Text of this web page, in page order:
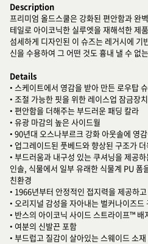
Description
프리미엄 올드스쿨은 강화된 편안함과 완
테일로 아이코닉한 실루엣을 재해석한 제
섬세하게 디자인된 이 슈즈는 레거시에 기
신을 수용하여 그 어떤 것도 흉내 낼 수 없
Details
• 스케이트에서 영감을 받아 만든 로우탑
• 조절 가능한 핏을 위한 레이스업 잠금장치
• 편안함을 더해주는 부드러운 패딩 칼라
• 유광 마감의 높은 사이드월
• 90년대 오스나부르크 강화 아웃솔에 영
• 업그레이드된 풋베드와 향상된 구조가
• 부드러움과 내구성 있는 쿠셔닝을 제
인솔, 식물에서 일부 유래한 식물계 PU
친환경
• 1966년부터 안정적인 접지력을 제공하
• 오리지널 감성을 자아내는 벌커나이즈드
• 반스의 아이코닉 사이드 스트라이프™ 배
• 여분의 신발끈 포함
• 부드럽고 질감이 살아있는 스웨이드 소재